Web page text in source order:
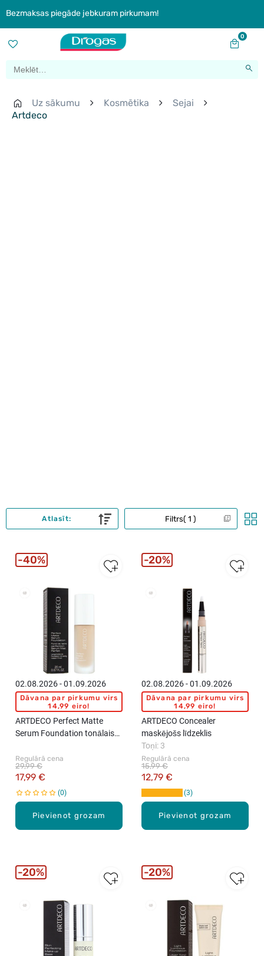
Bezmaksas piegāde jebkuram pirkumam!
0
Uz sākumu Kosmētika
Sejai
Artdeco
Filtrs 1
Atlasīt:
Pievienot grozam
02.08.2026 - 01.09.2026
Dāvana par pirkumu virs
14,99 eiro!
ARTDECO Perfect Matte
Serum Foundation tonālais
Regulārā cena
17,99 €
29,99 €
0
40%
Pievienot grozam
02.08.2026 - 01.09.2026
Dāvana par pirkumu virs
14,99 eiro!
ARTDECO Concealer
maskējošs līdzeklis
Regulārā cena
12,79 €
15,99 €
Toņi: 3
3
20%
20% 20%